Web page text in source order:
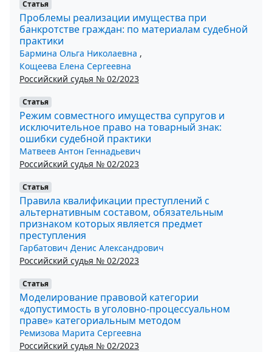
Статья
Проблемы реализации имущества при
банкротстве граждан: по материалам судебной
практики
Бармина Ольга Николаевна ,
Кощеева Елена Сергеевна
Российский судья № 02/2023
Статья
Режим совместного имущества супругов и
исключительное право на товарный знак:
ошибки судебной практики
Матвеев Антон Геннадьевич
Российский судья № 02/2023
Статья
Правила квалификации преступлений с
альтернативным составом, обязательным
признаком которых является предмет
преступления
Гарбатович Денис Александрович
Российский судья № 02/2023
Статья
Моделирование правовой категории
«допустимость в уголовно-процессуальном
праве» категориальным методом
Ремизова Марита Сергеевна
Российский судья № 02/2023